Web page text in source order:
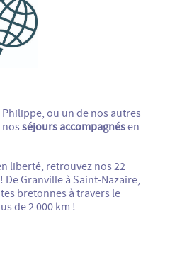
ou un de nos autres
nosséjours accompagnésen
liberté, retrouvez nos 22
! De Granville à Saint-Nazaire,
bretonnes à travers le
de 2 000 km !